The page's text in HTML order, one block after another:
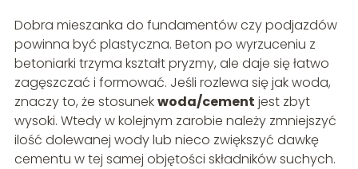
Dobra mieszanka do fundamentów czy podjazdów
powinna być plastyczna. Beton po wyrzuceniu z
betoniarki trzyma kształt pryzmy, ale daje się łatwo
zagęszczać i formować. Jeśli rozlewa się jak woda,
znaczy to, że stosunekwoda/cement jest zbyt
wysoki. Wtedy w kolejnym zarobie należy zmniejszyć
ilość dolewanej wody lub nieco zwiększyć dawkę
cementu w tej samej objętości składników suchych.